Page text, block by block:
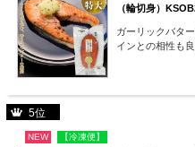
（輪切身）
ガーリックバタ
インとの相性も良
5位
NEW 【冷凍便】